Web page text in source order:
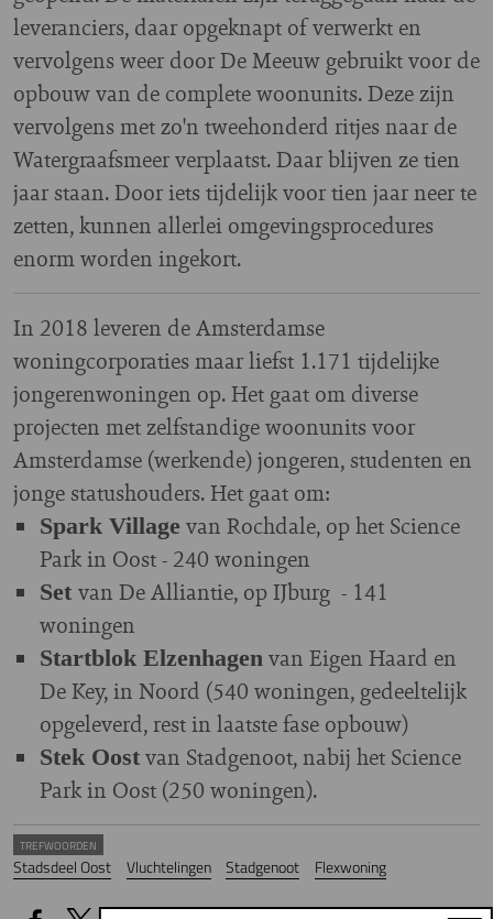
leveranciers, daar opgeknapt of verwerkt en
vervolgens weer door De Meeuw gebruikt voor de
opbouw van de complete woonunits. Deze zijn
vervolgens met zo'n tweehonderd ritjes naar de
Watergraafsmeer verplaatst. Daar blijven ze tien
jaar staan. Door iets tijdelijk voor tien jaar neer te
zetten, kunnen allerlei omgevingsprocedures
enorm worden ingekort.
In 2018 leveren de Amsterdamse
woningcorporaties maar liefst 1.171 tijdelijke
jongerenwoningen op. Het gaat om diverse
projecten met zelfstandige woonunits voor
Amsterdamse (werkende) jongeren, studenten en
jonge statushouders. Het gaat om:
Spark Village van Rochdale, op het Science
Park in Oost -240 woningen
Set van De Alliantie, op IJburg - 141
woningen
Startblok Elzenhagen van Eigen Haard en
De Key, in Noord (540 woningen, gedeeltelijk
opgeleverd, rest in laatste fase opbouw)
Stek Oost van Stadgenoot, nabij het Science
Park in Oost (250 woningen).
TREFWOORDEN
Stadsdeel Oost Vluchtelingen Stadgenoot Flexwoning